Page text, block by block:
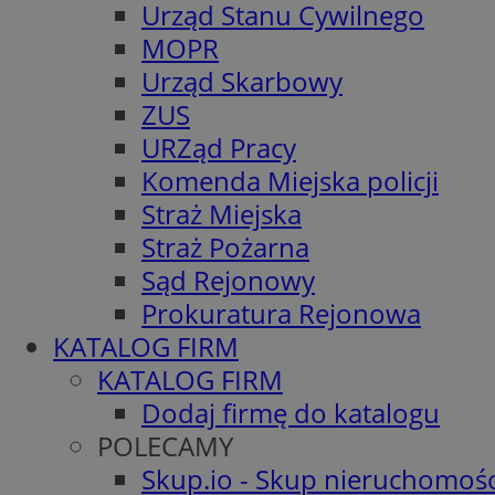
Urząd Stanu Cywilnego
MOPR
Urząd Skarbowy
ZUS
URZąd Pracy
Komenda Miejska policji
Straż Miejska
Straż Pożarna
Sąd Rejonowy
Prokuratura Rejonowa
KATALOG FIRM
KATALOG FIRM
Dodaj firmę do katalogu
POLECAMY
Skup.io - Skup